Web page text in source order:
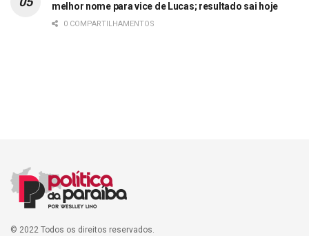
melhor nome para vice de Lucas; resultado sai hoje
0 COMPARTILHAMENTOS
© 2022 Todos os direitos reservados.